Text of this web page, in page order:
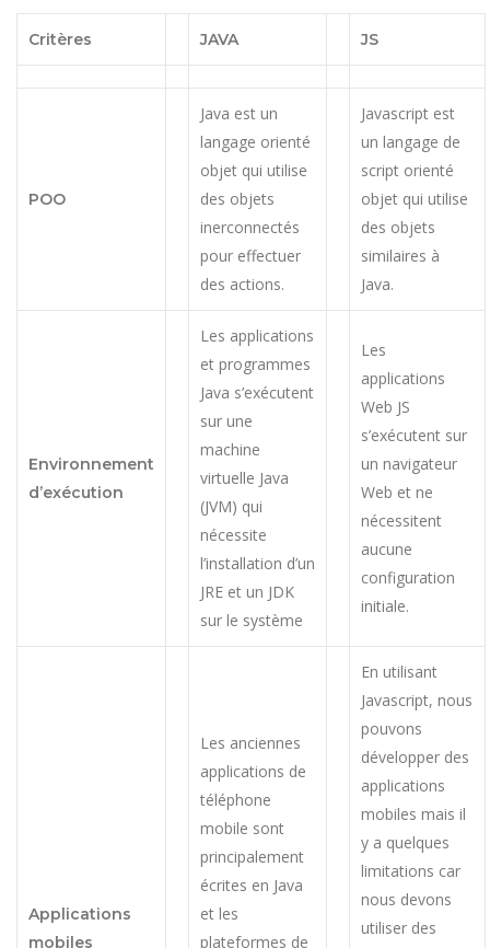
Critères JAVA JS
POO
Java est un
langage orienté
objet qui utilise
des objets
inerconnectés
pour effectuer
des actions.
Javascript est
un langage de
script orienté
objet qui utilise
des objets
similaires à
Java.
Environnement
d’exécution
Les applications
et programmes
Java s’exécutent
sur une
machine
virtuelle Java
(JVM) qui
nécessite
l’installation d’un
JRE et un JDK
sur le système
Les
applications
Web JS
s’exécutent sur
un navigateur
Web et ne
nécessitent
aucune
configuration
initiale.
Applications
mobiles
Les anciennes
applications de
téléphone
mobile sont
principalement
écrites en Java
et les
plateformes de
En utilisant
Javascript, nous
pouvons
développer des
applications
mobiles mais il
y a quelques
limitations car
nous devons
utiliser des